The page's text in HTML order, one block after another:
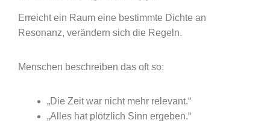
Erreicht ein Raum eine bestimmte Dichte an
Resonanz, verändern sich die Regeln.
Menschen beschreiben das oft so:
„Die Zeit war nicht mehr relevant.“
„Alles hat plötzlich Sinn ergeben.“